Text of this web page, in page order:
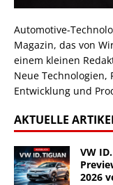
Automotive-
Magazin, das von
einem kleinen
Neue
Entwicklung und
AKTUELLE
VW
2026